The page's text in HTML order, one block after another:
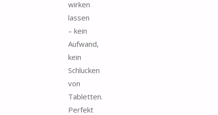
wirken
lassen
– kein
Aufwand,
kein
Schlucken
von
Tabletten.
Perfekt